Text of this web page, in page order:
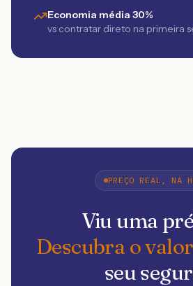
Economia média 30%
vs contratar direto na primeira
PREÇO REAL, NA
Viu uma
Descubra o
seu